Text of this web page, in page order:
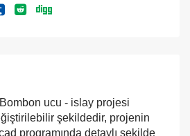
OLMALISINIZ